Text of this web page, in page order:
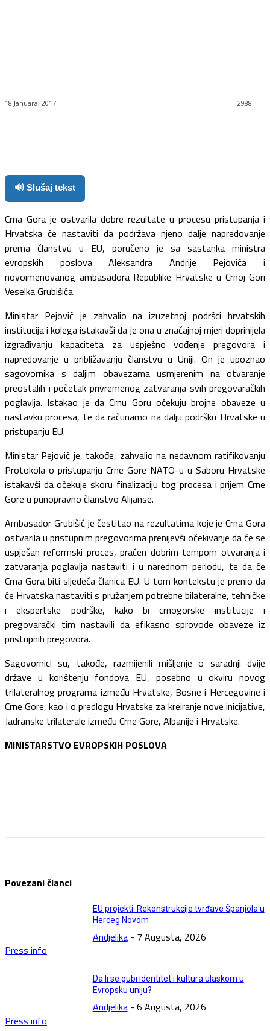
18 Januara, 2017 2988
🔊 Slušaj tekst
Crna Gora je ostvarila dobre rezultate u procesu pristupanja i
Hrvatska će nastaviti da podržava njeno dalje napredovanje
prema članstvu u EU, poručeno je sa sastanka ministra
evropskih poslova Aleksandra Andrije Pejovića i
novoimenovanog ambasadora Republike Hrvatske u Crnoj Gori
Veselka Grubišića.
Ministar Pejović je zahvalio na izuzetnoj podršci hrvatskih
institucija i kolega istakavši da je ona u značajnoj mjeri doprinijela
izgrađivanju kapaciteta za uspješno vođenje pregovora i
napredovanje u približavanju članstvu u Uniji. On je upoznao
sagovornika s daljim obavezama usmjerenim na otvaranje
preostalih i početak privremenog zatvaranja svih pregovaračkih
poglavlja. Istakao je da Crnu Goru očekuju brojne obaveze u
nastavku procesa, te da računamo na dalju podršku Hrvatske u
pristupanju EU.
Ministar Pejović je, takođe, zahvalio na nedavnom ratifikovanju
Protokola o pristupanju Crne Gore NATO-u u Saboru Hrvatske
istakavši da očekuje skoru finalizaciju tog procesa i prijem Crne
Gore u punopravno članstvo Alijanse.
Ambasador Grubišić je čestitao na rezultatima koje je Crna Gora
ostvarila u pristupnim pregovorima prenijevši očekivanje da će se
uspješan reformski proces, praćen dobrim tempom otvaranja i
zatvaranja poglavlja nastaviti i u narednom periodu, te da će
Crna Gora biti sljedeća članica EU. U tom kontekstu je prenio da
će Hrvatska nastaviti s pružanjem potrebne bilateralne, tehničke
i ekspertske podrške, kako bi crnogorske institucije i
pregovarački tim nastavili da efikasno sprovode obaveze iz
pristupnih pregovora.
Sagovornici su, takođe, razmijenili mišljenje o saradnji dvije
države u korištenju fondova EU, posebno u okviru novog
trilateralnog programa između Hrvatske, Bosne i Hercegovine i
Crne Gore, kao i o predlogu Hrvatske za kreiranje nove inicijative,
Jadranske trilaterale između Crne Gore, Albanije i Hrvatske.
MINISTARSTVO EVROPSKIH POSLOVA
Povezani članci
Press info
EU projekti: Rekonstrukcije tvrđave Španjola u
Herceg Novom
Andjelika - 7 Augusta, 2026
Press info
Da li se gubi identitet i kultura ulaskom u
Evropsku uniju?
Andjelika - 6 Augusta, 2026